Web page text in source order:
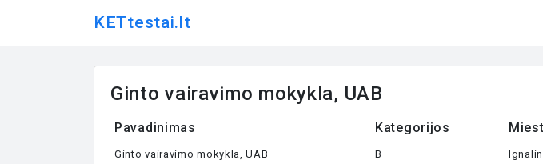
KETtestai.lt
Ginto vairavimo mokykla, UAB
Pavadinimas Kategorijos
Ginto vairavimo mokykla, UAB B